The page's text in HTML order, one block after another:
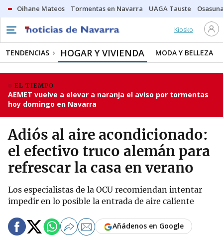
Oihane Mateos Tormentas en Navarra UAGA Tauste
Kiosko
TENDENCIAS HOGAR Y VIVIENDA MODA Y BELLEZA
EL TIEMPO
AEMET vuelve a elevar a naranja el aviso por tormentas
hoy domingo en Navarra
Adiós al aire acondicionado:
el efectivo truco alemán para
refrescar la casa en verano
Los especialistas de la OCU recomiendan intentar
impedir en lo posible la entrada de aire caliente
Añádenos en Google